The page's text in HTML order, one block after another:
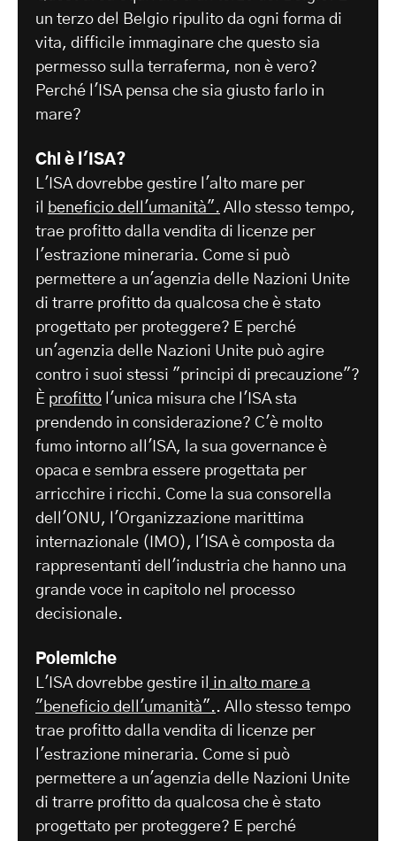
un terzo del Belgio ripulito da ogni forma di
vita, difficile immaginare che questo sia
permesso sulla terraferma, non è vero?
Perché l'ISA pensa che sia giusto farlo in
mare?
Chi è l'ISA?
L'ISA dovrebbe gestire l'alto mare per
il
beneficio dell'umanità". Allo stesso tempo,
trae profitto dalla vendita di licenze per
l'estrazione mineraria. Come si può
permettere a un'agenzia delle Nazioni Unite
di trarre profitto da qualcosa che è stato
progettato per proteggere? E perché
un'agenzia delle Nazioni Unite può agire
contro i suoi stessi "principi di precauzione"?
È profitto l'unica misura che l'ISA sta
prendendo in considerazione? C'è molto
fumo intorno all'ISA, la sua governance è
opaca e sembra essere progettata per
arricchire i ricchi. Come la sua consorella
dell'ONU, l'Organizzazione marittima
internazionale (IMO), l'ISA è composta da
rappresentanti dell'industria che hanno una
grande voce in capitolo nel processo
decisionale.
Polemiche
L'ISA dovrebbe gestire il
in alto mare a
"beneficio dell'umanità".. Allo stesso tempo
trae profitto dalla vendita di licenze per
l'estrazione mineraria. Come si può
permettere a un'agenzia delle Nazioni Unite
di trarre profitto da qualcosa che è stato
progettato per proteggere? E perché